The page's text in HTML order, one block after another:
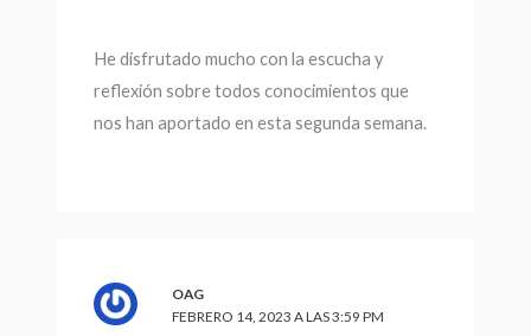
He disfrutado mucho con la escucha y
reflexión sobre todos conocimientos que
nos han aportado en esta segunda semana.
OAG
FEBRERO 14, 2023 A LAS 3:59 PM